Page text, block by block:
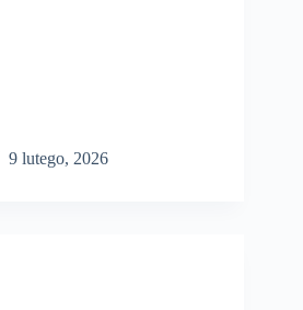
9 lutego, 2026